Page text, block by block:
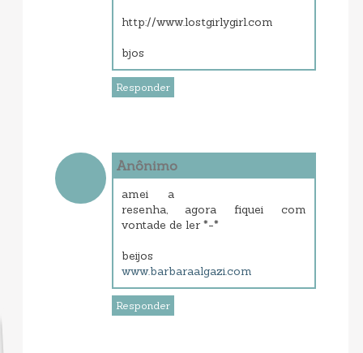
http://www.lostgirlygirl.com
bjos
Responder
Anônimo
amei a
resenha, agora fiquei com
vontade de ler *-*
beijos
www.barbaraalgazi.com
Responder